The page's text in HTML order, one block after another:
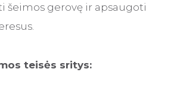
šeimos gerovę ir apsaugoti
teisės sritys: